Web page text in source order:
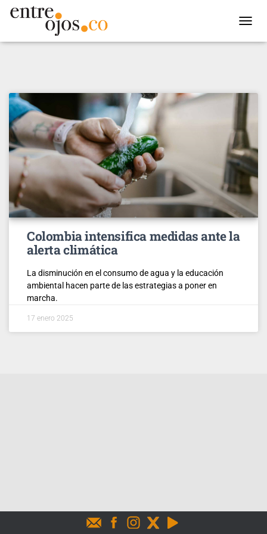
Colombia intensifica medidas ante la
alerta climática
La disminución en el consumo de agua y la educación
ambiental hacen parte de las estrategias a poner en
marcha.
17 enero 2025